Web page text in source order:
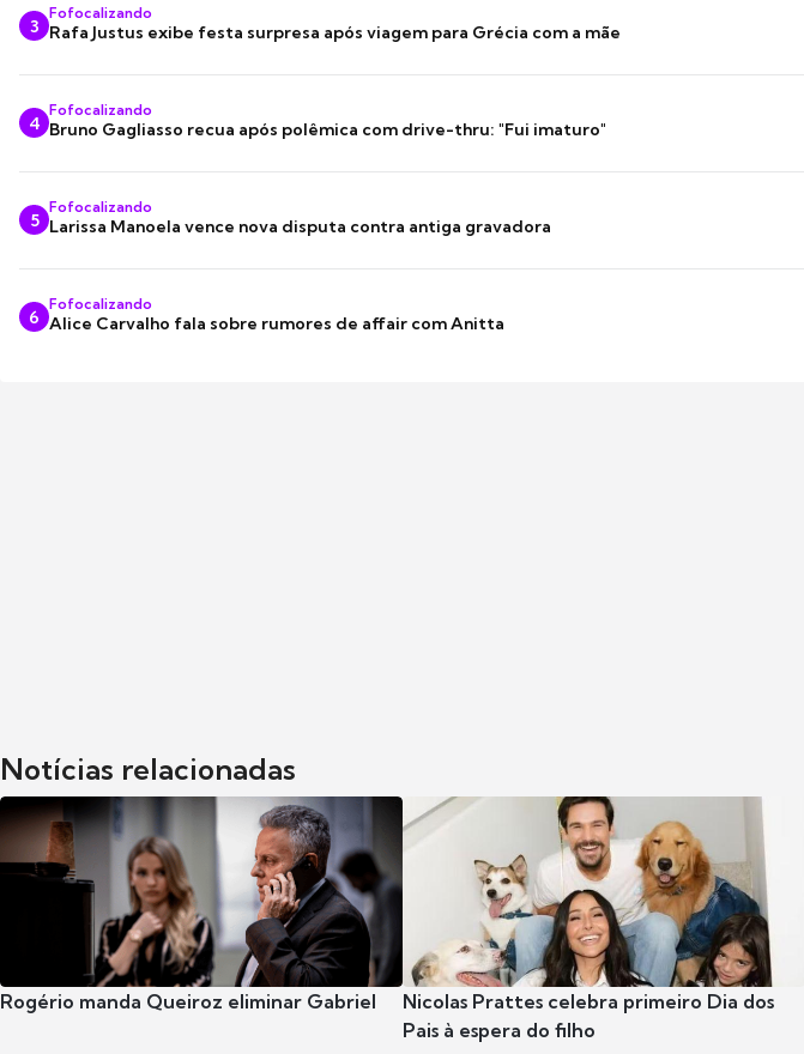
3
Fofocalizando
Rafa Justus exibe festa surpresa após viagem para Grécia com a mãe
4
Fofocalizando
Bruno Gagliasso recua após polêmica com drive-thru: "Fui imaturo"
5
Fofocalizando
Larissa Manoela vence nova disputa contra antiga gravadora
6
Fofocalizando
Alice Carvalho fala sobre rumores de affair com Anitta
Notícias relacionadas
Rogério manda Queiroz eliminar Gabriel
Nicolas Prattes celebra primeiro Dia dos
Pais à espera do filho